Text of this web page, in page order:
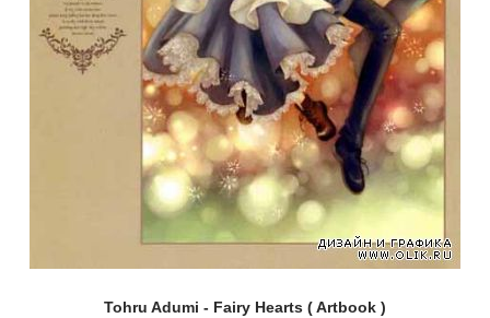
Tohru Adumi - Fairy Hearts ( Artbook )